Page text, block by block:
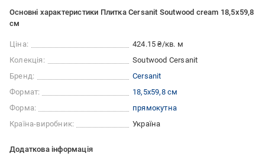
Основні характеристики Плитка Cersanit Soutwood cream 18,5x59,8
см
Ціна:
424.15 ₴/кв. м
Колекція:
Soutwood Cersanit
Бренд:
Cersanit
Формат:
18,5x59,8 см
Форма:
прямокутна
Країна-виробник:
Україна
Додаткова інформація